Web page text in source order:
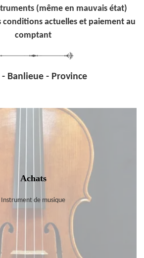
(même en mauvais état)
conditions actuelles et paiement au
comptant
- Banlieue - Province
Achats
Instrument de musique